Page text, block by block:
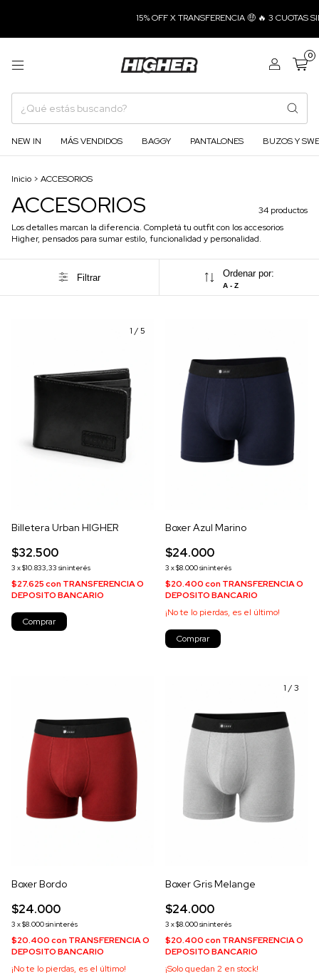
15% OFF X TRANSFERENCIA 🤑 🔥 3 CUOTAS SIN
0
NEW IN MÁS VENDIDOS BAGGY PANTALONES BUZOS Y
Inicio > ACCESORIOS
ACCESORIOS
34 productos
Los detalles marcan la diferencia. Completá tu outfit con los accesorios
Higher, pensados para sumar estilo, funcionalidad y personalidad.
Filtrar Ordenar por:
A - Z
1 /5
Billetera Urban HIGHER
$32.500
3 x$10.833,33 sin interés
$27.625conTRANSFERENCIA O
DEPOSITO BANCARIO
Comprar
Boxer Azul Marino
$24.000
3 x$8.000sin interés
$20.400conTRANSFERENCIA O
DEPOSITO BANCARIO
¡No te lo pierdas, es el último!
Comprar
Boxer Bordo
$24.000
3 x$8.000sin interés
$20.400conTRANSFERENCIA O
DEPOSITO BANCARIO
¡No te lo pierdas, es el último!
1 /3
Boxer Gris Melange
$24.000
3 x$8.000sin interés
$20.400conTRANSFERENCIA O
DEPOSITO BANCARIO
¡Solo quedan 2 en stock!